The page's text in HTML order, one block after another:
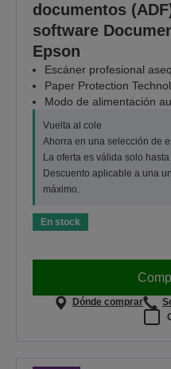
documentos
software
Epson
Escáner profesional
Paper Protection
Modo de alimentación
Vuelta al cole
Ahorra en una selección de
La oferta es válida solo
Descuento aplicable a una
máximo.
En stock
Dónde comprar